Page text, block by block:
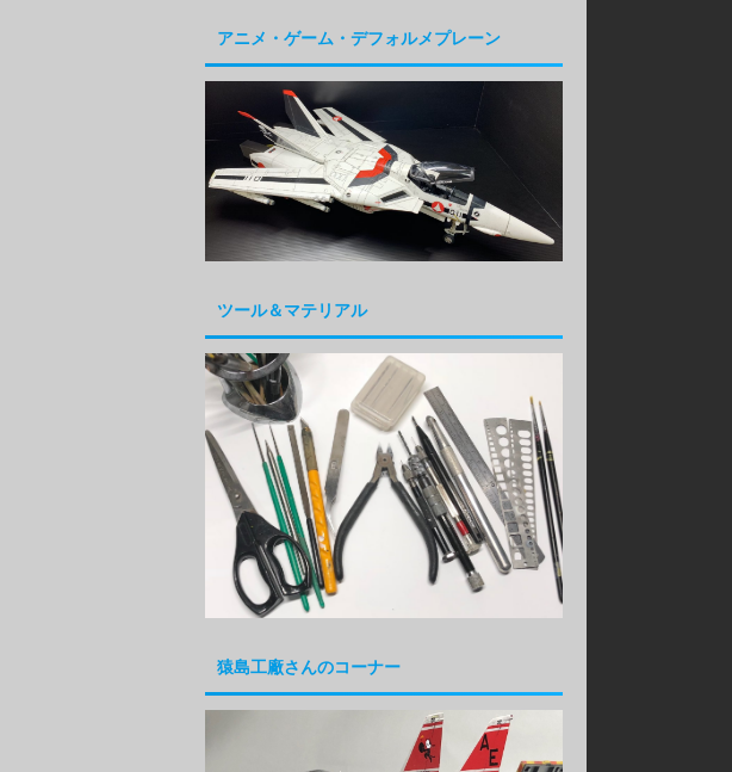
アニメ・ゲーム・デフォルメプレーン
ツール＆マテリアル
猿島工廠さんのコーナー